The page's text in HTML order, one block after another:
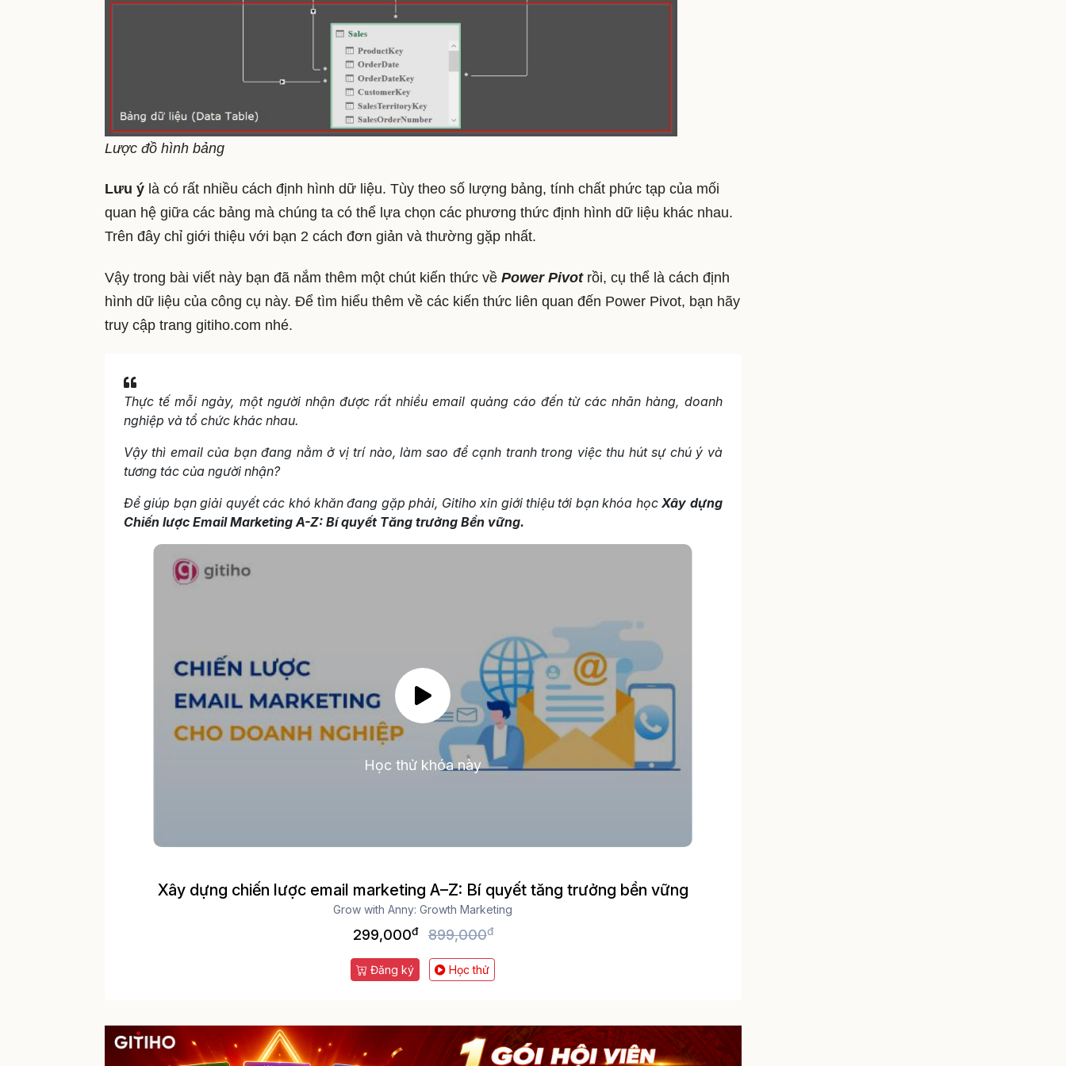
Lược đồ hình bảng
Lưu ý là có rất nhiều cách định hình dữ liệu. Tùy theo số lượng bảng, tính chất phức tạp của mối
quan hệ giữa các bảng mà chúng ta có thể lựa chọn các phương thức định hình dữ liệu khác nhau.
Trên đây chỉ giới thiệu với bạn 2 cách đơn giản và thường gặp nhất.
Vậy trong bài viết này bạn đã nắm thêm một chút kiến thức về Power Pivot rồi, cụ thể là cách định
hình dữ liệu của công cụ này. Để tìm hiểu thêm về các kiến thức liên quan đến Power Pivot, bạn hãy
truy cập trang gitiho.com nhé.
Thực tế mỗi ngày, một người nhận được rất nhiều email quảng cáo đến từ các nhãn hàng, doanh
nghiệp và tổ chức khác nhau.
Vậy thì email của bạn đang nằm ở vị trí nào, làm sao để cạnh tranh trong việc thu hút sự chú ý và
tương tác của người nhận?
Để giúp bạn giải quyết các khó khăn đang gặp phải, Gitiho xin giới thiệu tới bạn khóa họcXây dựng
Chiến lược Email Marketing A-Z: Bí quyết Tăng trưởng Bền vững.
Học thử khóa này
Xây dựng chiến lược email marketing A–Z: Bí quyết tăng trưởng bền vững
Grow with Anny: Growth Marketing
299,000đ 899,000đ
Đăng ký Học thử